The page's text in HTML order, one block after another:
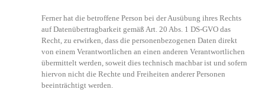
Ferner hat die betroffene Person bei der Ausübung ihres Rechts
auf Datenübertragbarkeit gemäß Art. 20 Abs. 1 DS-GVO das
Recht, zu erwirken, dass die personenbezogenen Daten direkt
von einem Verantwortlichen an einen anderen Verantwortlichen
übermittelt werden, soweit dies technisch machbar ist und sofern
hiervon nicht die Rechte und Freiheiten anderer Personen
beeinträchtigt werden.